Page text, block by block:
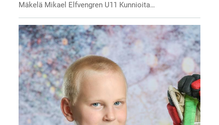
Mäkelä Mikael Elfvengren U11 Kunnioita…